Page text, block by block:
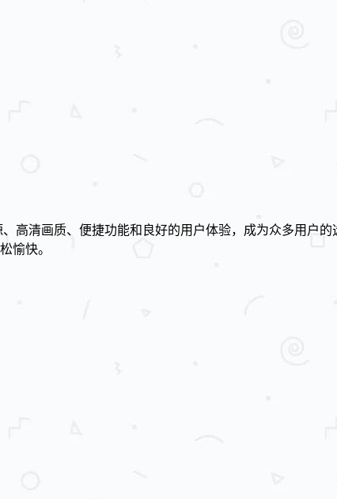
高清画质、便捷功能和良好的用户体验，成为众多用户
愉快。